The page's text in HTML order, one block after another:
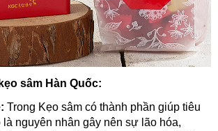
sâm Hàn Quốc:
Trong Kẹo sâm có thành phần giúp tiêu
nguyên nhân gây nên sự lão hóa,